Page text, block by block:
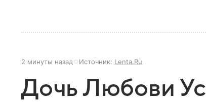
2 минуты назад Источник: Lenta.Ru
Дочь Любови